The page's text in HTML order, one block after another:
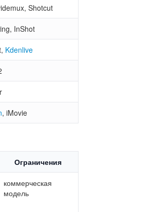
Shotcut
InShot
Kdenlive
, iMovie
Ограничения
коммерческая
модель